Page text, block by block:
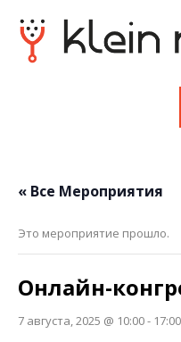
« Все Мероприятия
Это мероприятие прошло.
Онлайн-
7 августа, 2025 @ 10:00- 17:00